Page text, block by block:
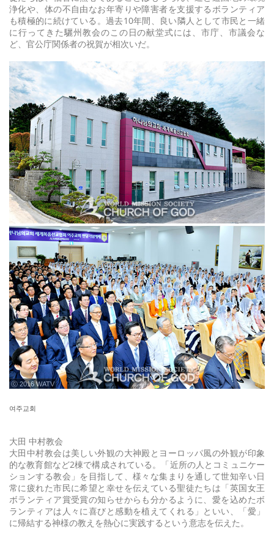
浄化や、体の不自由なお年寄りや障害者を支援するボランティア
も積極的に続けている。過去10年間、良い隣人として市民と一緒
に行ってきた驪州教会のこの日の献堂式には、市庁、市議会な
ど、官公庁関係者の祝賀が相次いだ。
ⓒ 2016 WATV
여주교회
大田 中村教会
大田中村教会は美しい外観の大神殿とヨーロッパ風の外観が印象
的な教育館など2棟で構成されている。「近所の人とコミュニケー
ションする教会」を目指して、様々な集まりを通して世知辛い日
常に疲れた市民に希望と幸せを伝えている聖徒たちは「英国女王
ボランティア賞受賞の知らせからも分かるように、愛を込めたボ
ランティアは人々に喜びと感動を植えてくれる」といい、「愛」
に帰結する神様の教えを熱心に実践するという意志を伝えた。